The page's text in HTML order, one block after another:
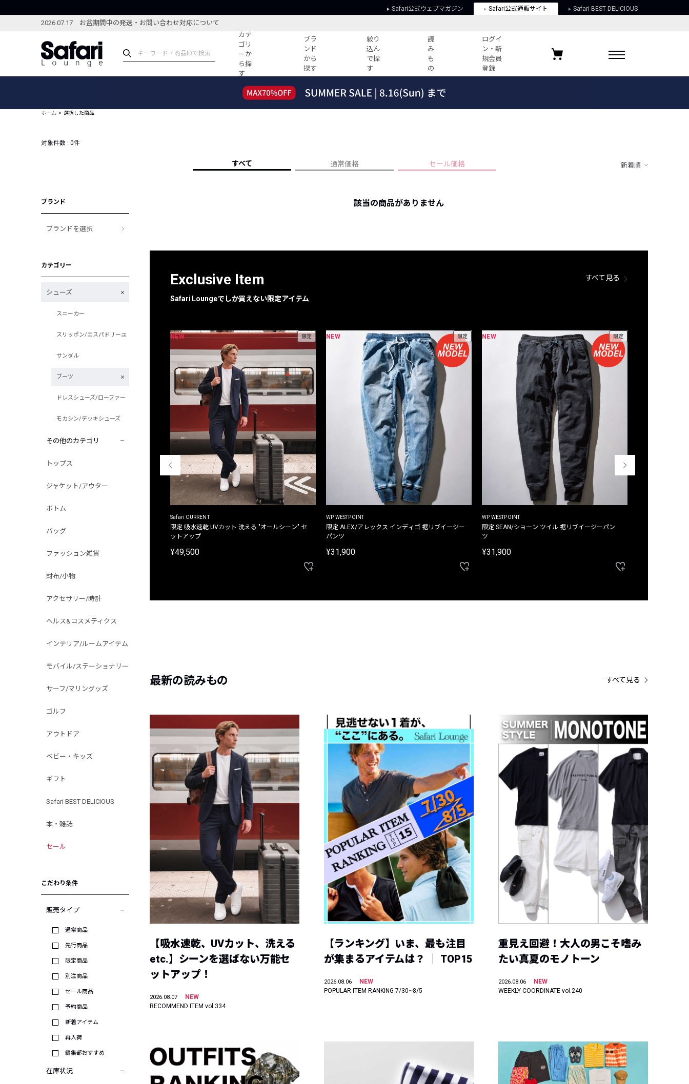
Safari公式ウェブマガジン Safari公式通販サイト Safari BEST DELICIOUS
2026.07.17 お盆期間中の発送・お問い合わせ対応について
カテ
ゴリ
ーか
ら探
す
ブラ
ンド
から
探す
絞り
込ん
で探
す
読
み
も
の
ログイ
ン・新
規会員
登録
ブランドから探す
新着アイテム
セール
編集部のおすすめコーディネート
すべての記事
新ブランドご紹介！
人気アイテム TOP 15
会社概要
特定商取引に関する法律
お気に入りブランド
ホーム 選択した商品
対象件数 : 0件
すべて 通常価格 セール価格 新着順
ブランド
ブランドを選択
カテゴリー
シューズ
スニーカー
スリッポン/エスパドリーユ
サンダル
ブーツ
ドレスシューズ/ローファー
モカシン/デッキシューズ
その他のカテゴリ
トップス
ジャケット/アウター
ボトム
バッグ
ファッション雑貨
財布/小物
アクセサリー/時計
ヘルス&コスメティクス
インテリア/ルームアイテム
モバイル/ステーショナリー
サーフ/マリングッズ
ゴルフ
アウトドア
ベビー・キッズ
ギフト
Safari BEST DELICIOUS
本・雑誌
セール
こだわり条件
販売タイプ
通常商品
先行商品
限定商品
別注商品
セール商品
予約商品
新着アイテム
再入荷
編集部おすすめ
在庫状況
該当の商品がありません
Exclusive Item
Safari Loungeでしか買えない限定アイテム
すべて見る
限定
別注限定 フード付き チェックシャツジャケット
NEW 限定
Safari CURRENT
限定 吸水速乾 UVカット 洗える "オールシーン" セ
ットアップ
¥49,500
NEW 限定
WP WESTPOINT
限定 ALEX/アレックス インディゴ 裾リブイージー
パンツ
¥31,900
NEW 限定
WP WESTPOINT
限定 SEAN/ショーン ツイル 裾リブイージーパン
ツ
¥31,900
最新の読みもの すべて見る
【吸水速乾、UVカット、洗える
etc.】シーンを選ばない万能セ
ットアップ！
2026.08.07
NEW
RECOMMEND ITEM vol.334
【ランキング】いま、最も注目
が集まるアイテムは？ ｜ TOP15
2026.08.06
NEW
POPULAR ITEM RANKING 7/30~8/5
重見え回避！大人の男こそ嗜み
たい真夏のモノトーン
2026.08.06
NEW
WEEKLY COORDINATE vol.240